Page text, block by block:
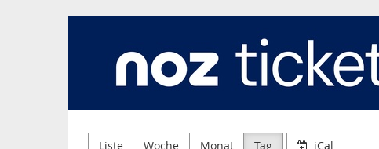
Osnabrücker
Zeitung
GmbH
Liste Woche Monat Tag iCal